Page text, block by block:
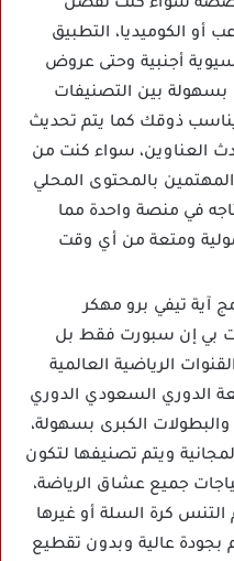
سواء كنت تفضل
أو الكوميديا، التطبيق
أجنبية وحتى عروض
بسهولة بين التصنيفات
ذوقك كما يتم تحديث
العناوين، سواء كنت من
بالمحتوى المحلي
في منصة واحدة مما
ومتعة من أي وقت
آية تيفي برو مهكر
بي إن سبورت فقط بل
الرياضية العالمية
الدوري السعودي الدوري
الكبرى بسهولة،
ويتم تصنيفها لتكون
جميع عشاق الرياضة،
كرة السلة أو غيرها
بجودة عالية وبدون تقطيع